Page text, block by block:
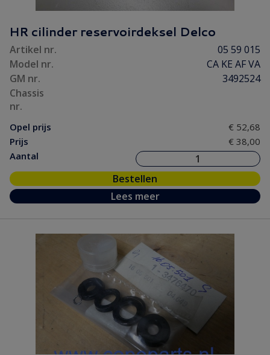
HR cilinder reservoirdeksel Delco
Artikel nr.
05 59 015
Model nr.
CA KE AF VA
GM nr.
3492524
Chassis
nr.
Opel prijs
€ 52,68
Prijs
€ 38,00
Aantal
Bestellen
Lees meer